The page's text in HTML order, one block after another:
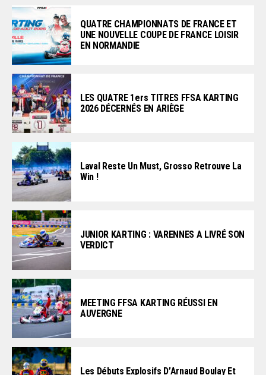
QUATRE CHAMPIONNATS DE FRANCE ET
UNE NOUVELLE COUPE DE FRANCE LOISIR
EN NORMANDIE
LES QUATRE 1ers TITRES FFSA KARTING
2026 DÉCERNÉS EN ARIÈGE
Laval Reste Un Must, Grosso Retrouve La
Win !
JUNIOR KARTING : VARENNES A LIVRÉ SON
VERDICT
MEETING FFSA KARTING RÉUSSI EN
AUVERGNE
Les Débuts Explosifs D’Arnaud Boulay Et